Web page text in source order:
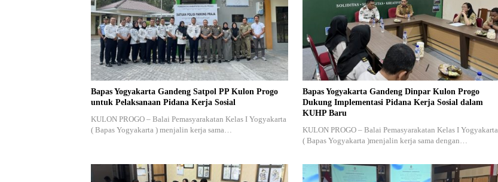
Bapas Yogyakarta Gandeng Satpol PP Kulon Progo
untuk Pelaksanaan Pidana Kerja Sosial
KULON PROGO – Balai Pemasyarakatan Kelas I Yogyakarta
( Bapas Yogyakarta ) menjalin kerja sama…
Bapas Yogyakarta Gandeng Dinpar Kulon Progo
Dukung Implementasi Pidana Kerja Sosial dalam
KUHP Baru
KULON PROGO – Balai Pemasyarakatan Kelas I Yogyakarta
( Bapas Yogyakarta )menjalin kerja sama dengan…